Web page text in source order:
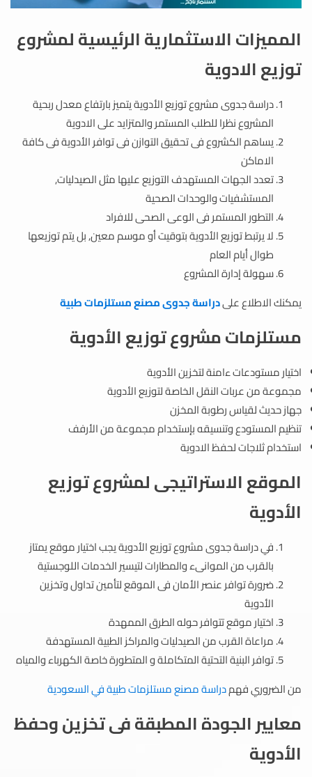
المميزات الاستثمارية الرئيسية لمشروع
توزيع الادوية
دراسة جدوى مشروع توزيع الأدوية يتميز بارتفاع معدل ربحية
المشروع نظرا للطلب المستمر والمتزايد على الادوية
يساهم الكشروع فى تحقيق التوازن فى توافر الأدوية فى كافة
الاماكن
تعدد الجهات المستهدف التوزيع عليها مثل الصيدليات,
المستشفيات والوحدات الصحية
التطور المستمر فى الوعى الصحى للافراد
لا يرتبط توزيع الأدوية بتوقيت أو موسم معين, بل يتم توزيعها
طوال أيام العام
سهولة إدارة المشروع
يمكنك الاطلاع علىدراسة جدوى مصنع مستلزمات طبية
مستلزمات مشروع توزيع الأدوية
اختيار مستودعات ءامنة لتخزين الأدوية
مجموعة من عربات النقل الخاصة لتوزيع الأدوية
جهاز حديث لقياس رطوبة المخزن
تنظيم المستودع وتنسيقه بإستخدام مجموعة من الأرفف
استخدام ثلاجات لحفظ الادوية
الموقع الاستراتيجى لمشروع توزيع
الأدوية
في دراسة جدوى مشروع توزيع الأدوية يجب اختيار موقع يمتاز
بالقرب من الموانىء والمطارات لتيسير الخدمات اللوجستية
ضرورة توافر عنصر الأمان فى الموقع لتأمين تداول وتخزين
الأدوية
اختيار موقع تتوافر حوله الطرق الممهدة
مراعاة القرب من الصيدليات والمراكز الطبية المستهدفة
توافر البنية التحتية المتكاملة و المتطورة خاصة الكهرباء والمياه
من الضروري فهمدراسة مصنع مستلزمات طبية في السعودية
معايير الجودة المطبقة فى تخزين وحفظ
الأدوية